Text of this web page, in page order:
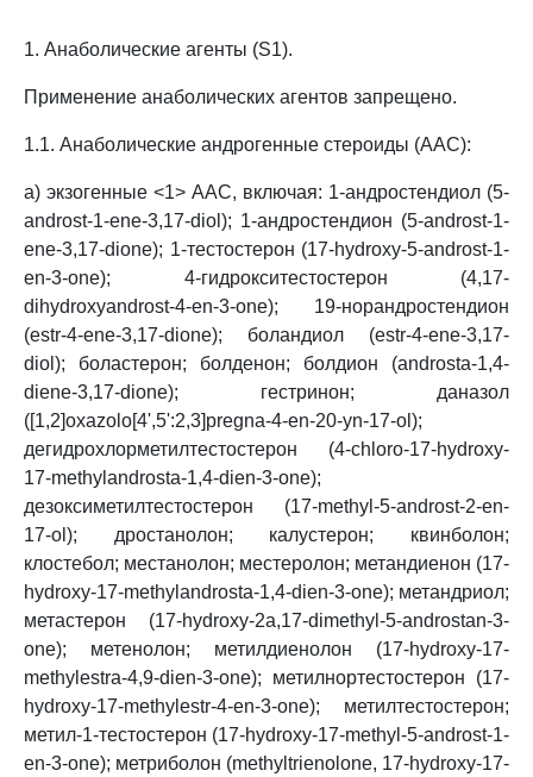
1. Анаболические агенты (S1).
Применение анаболических агентов запрещено.
1.1. Анаболические андрогенные стероиды (ААС):
а) экзогенные <1> ААС, включая: 1-андростендиол (5-
androst-1-ene-3,17-diol); 1-андростендион (5-androst-1-
ene-3,17-dione); 1-тестостерон (17-hydroxy-5-androst-1-
en-3-one); 4-гидрокситестостерон (4,17-
dihydroxyandrost-4-en-3-one); 19-норандростендион
(estr-4-ene-3,17-dione); боландиол (estr-4-ene-3,17-
diol); боластерон; болденон; болдион (androsta-1,4-
diene-3,17-dione); гестринон; даназол
([1,2]oxazolo[4',5':2,3]pregna-4-en-20-yn-17-ol);
дегидрохлорметилтестостерон (4-chloro-17-hydroxy-
17-methylandrosta-1,4-dien-3-one);
дезоксиметилтестостерон (17-methyl-5-androst-2-en-
17-ol); дростанолон; калустерон; квинболон;
клостебол; местанолон; местеролон; метандиенон (17-
hydroxy-17-methylandrosta-1,4-dien-3-one); метандриол;
метастерон (17-hydroxy-2a,17-dimethyl-5-androstan-3-
one); метенолон; метилдиенолон (17-hydroxy-17-
methylestra-4,9-dien-3-one); метилнортестостерон (17-
hydroxy-17-methylestr-4-en-3-one); метилтестостерон;
метил-1-тестостерон (17-hydroxy-17-methyl-5-androst-1-
en-3-one); метриболон (methyltrienolone, 17-hydroxy-17-